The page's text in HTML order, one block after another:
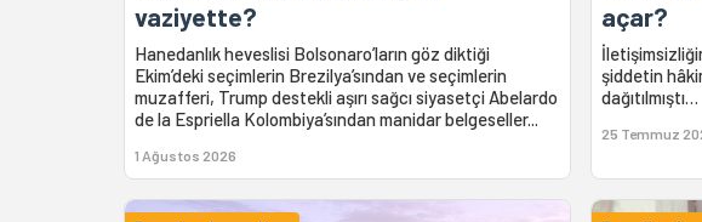
vaziyette?
Hanedanlık heveslisi Bolsonaro’ların göz diktiği
Ekim’deki seçimlerin Brezilya’sından ve seçimlerin
muzafferi, Trump destekli aşırı sağcı siyasetçi Abelardo
de la Espriella Kolombiya’sından manidar belgeseller...
1 Ağustos 2026
açar?
şiddetin
dağıtılmıştı…
25 Temmuz